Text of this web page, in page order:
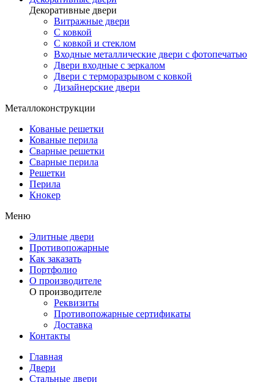
Декоративные двери
Витражные двери
С ковкой
С ковкой и стеклом
Входные металлические двери с фотопечатью
Двери входные с зеркалом
Двери с терморазрывом с ковкой
Дизайнерские двери
Металлоконструкции
Кованые решетки
Кованые перила
Сварные решетки
Сварные перила
Решетки
Перила
Кнокер
Меню
Элитные двери
Противопожарные
Как заказать
Портфолио
О производителе
О производителе
Реквизиты
Противопожарные сертификаты
Доставка
Контакты
Главная
Двери
Стальные двери